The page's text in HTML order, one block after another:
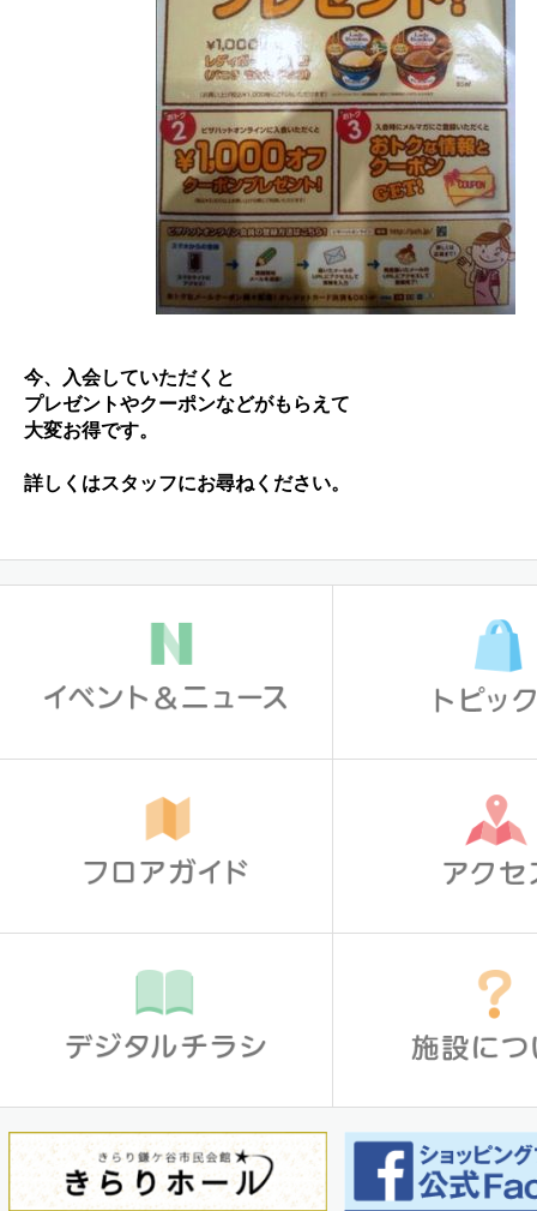
今、入会していただくと
プレゼントやクーポンなどがもらえて
大変お得です。
詳しくはスタッフにお尋ねください。